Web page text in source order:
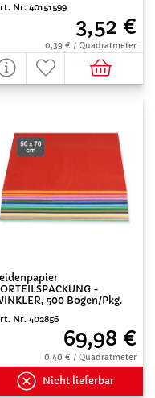
Nr. 40151599
3,52 €
0,39 € / Quadratmeter
-
500 Bögen/Pkg.
Nr. 402856
69,98 €
0,40 € / Quadratmeter
Nicht lieferbar